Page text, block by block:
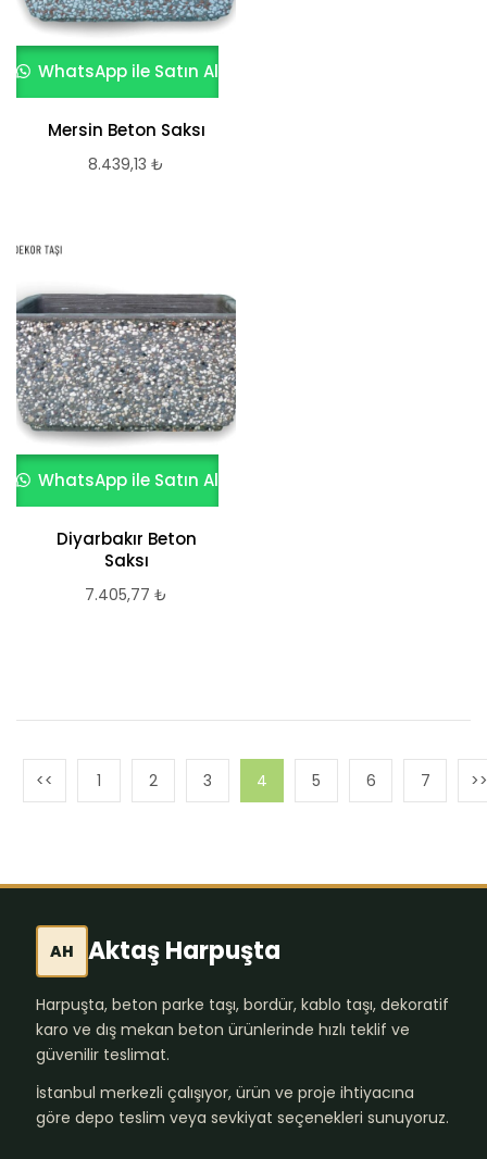
WhatsApp ile Satın Al
Mersin Beton Saksı
8.439,13 ₺
WhatsApp ile Satın Al
Diyarbakır Beton
Saksı
7.405,77 ₺
1 2 3 4 5 6 7
AH Aktaş Harpuşta
Harpuşta, beton parke taşı, bordür, kablo taşı, dekoratif
karo ve dış mekan beton ürünlerinde hızlı teklif ve
güvenilir teslimat.
İstanbul merkezli çalışıyor, ürün ve proje ihtiyacına
göre depo teslim veya sevkiyat seçenekleri sunuyoruz.